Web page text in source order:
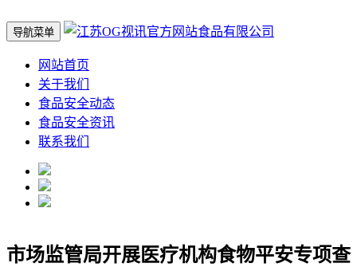
导航菜单
网站首页
关于我们
食品安全动态
食品安全资讯
联系我们
市场监管局开展医疗机构食物平安专项查